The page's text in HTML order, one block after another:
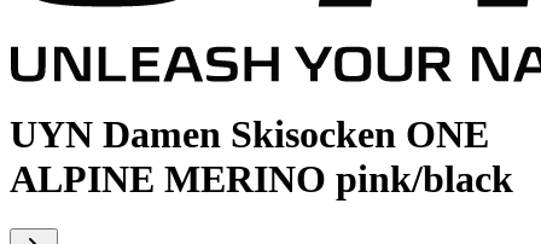
UYN Damen Skisocken ONE
ALPINE MERINO pink/black